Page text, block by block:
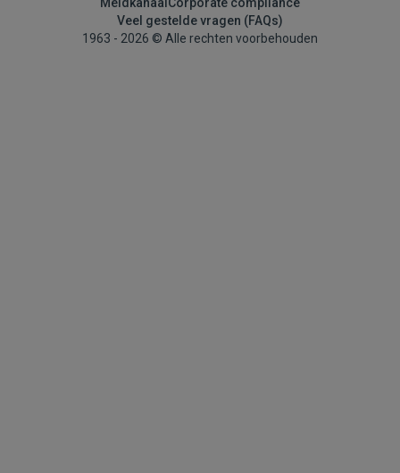
Veel gestelde vragen (FAQs)
1963 - 2026 © Alle rechten voorbehouden